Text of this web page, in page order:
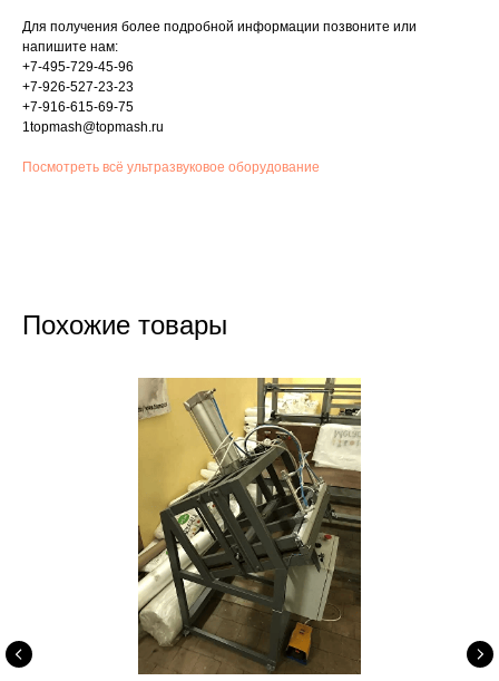
Для получения более подробной информации позвоните или
напишите нам:
+7-495-729-45-96
+7-926-527-23-23
+7-916-615-69-75
1topmash@topmash.ru
Посмотреть всё ультразвуковое оборудование
Похожие товары